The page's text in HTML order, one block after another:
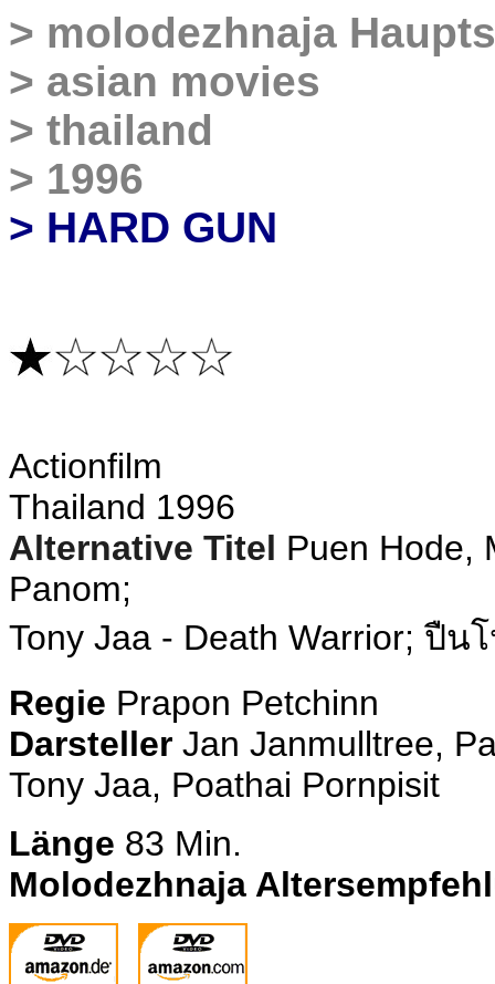
> molodezhnaja
> asian movies
> thailand
> 1996
> HARD GUN
Actionfilm
Thailand 1996
Alternative Titel Puen Hode,
Panom;
Tony Jaa - Death Warrior; ปืน
Regie Prapon Petchinn
Darsteller Jan Janmulltree,
Tony Jaa, Poathai Pornpisit
Länge 83 Min.
Molodezhnaja